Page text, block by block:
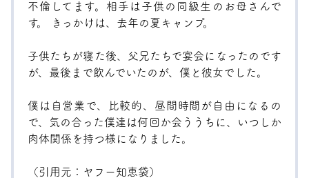
不倫してます。相手は子供の同級生のお母さんで
す。 きっかけは、去年の夏キャンプ。
子供たちが寝た後、父兄たちで宴会になったのです
が、最後まで飲んでいたのが、僕と彼女でした。
僕は自営業で、比較的、昼間時間が自由になるの
で、気の合った僕達は何回か会ううちに、いつしか
肉体関係を持つ様になりました。
（引用元： ヤフー知恵袋）